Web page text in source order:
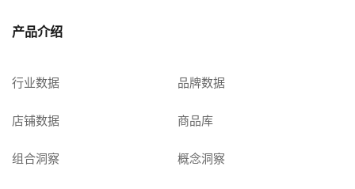
产品介绍
行业数据 品牌数据
店铺数据 商品库
组合洞察 概念洞察